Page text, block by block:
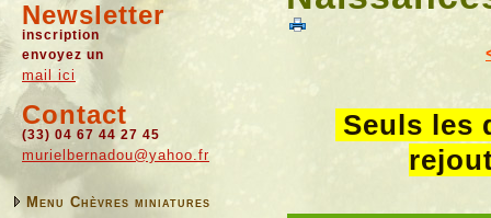
Newsletter
inscription
envoyez un
mail ici
Contact
(33) 04 67 44 27 45
murielbernadou@yahoo.fr
Menu Chèvres miniatures
Seuls les